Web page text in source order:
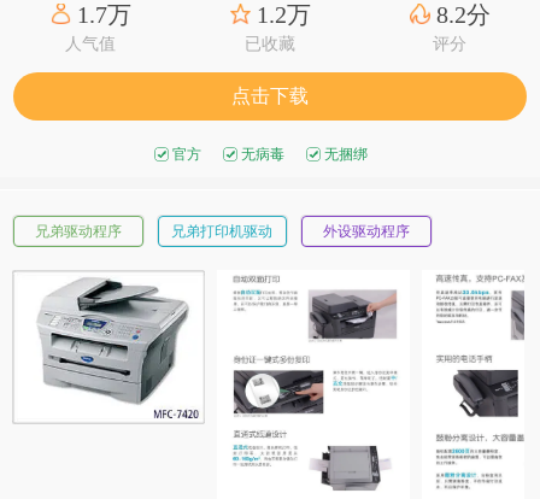
1.7万
人气值
1.2万
已收藏
8.2分
评分
点击下载
官方 无病毒 无捆绑
兄弟驱动程序 兄弟打印机驱动 外设驱动程序